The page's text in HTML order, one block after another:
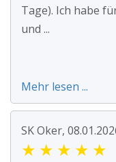
Tage). Ich habe
und ...
Mehr lesen ...
SK Oker,
★ ★ ★ ★ ★